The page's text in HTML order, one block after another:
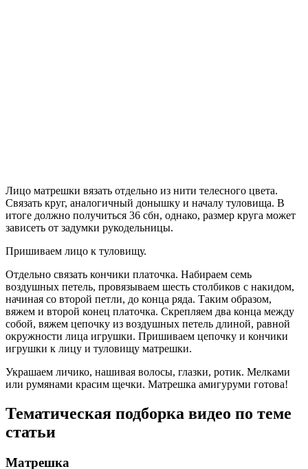
Лицо матрешки вязать отдельно из нити телесного цвета.
Связать круг, аналогичный донышку и началу туловища. В
итоге должно получиться 36 сбн, однако, размер круга может
зависеть от задумки рукодельницы.
Пришиваем лицо к туловищу.
Отдельно связать кончики платочка. Набираем семь
воздушных петель, провязываем шесть столбиков с накидом,
начиная со второй петли, до конца ряда. Таким образом,
вяжем и второй конец платочка. Скрепляем два конца между
собой, вяжем цепочку из воздушных петель длиной, равной
окружности лица игрушки. Пришиваем цепочку и кончики
игрушки к лицу и туловищу матрешки.
Украшаем личико, нашивая волосы, глазки, ротик. Мелками
или румянами красим щечки. Матрешка амигуруми готова!
Тематическая подборка видео по теме
статьи
Матрешка